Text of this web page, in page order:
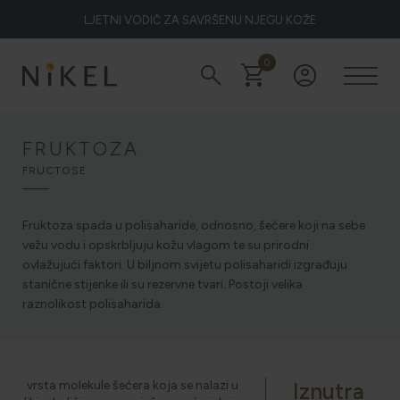
LJETNI VODIČ ZA SAVRŠENU NJEGU KOŽE
NIKEL HEROJ PRIRODE
search shopping_cart0 account_circle
FRUKTOZA
FRUCTOSE
Fruktoza spada u polisaharide, odnosno, šećere koji na sebe
vežu vodu i opskrbljuju kožu vlagom te su prirodni
ovlažujući faktori. U biljnom svijetu polisaharidi izgrađuju
stanične stijenke ili su rezervne tvari. Postoji velika
raznolikost polisaharida.
vrsta molekule šećera koja se nalazi u
Iznutra